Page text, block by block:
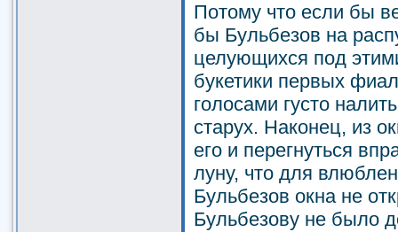
Потому что если бы
бы Бульбезов на
целующихся под
букетики первых
голосами густо
старух. Наконец, из
его и перегнуться
луну, что для
Бульбезов окна не
Бульбезову не было